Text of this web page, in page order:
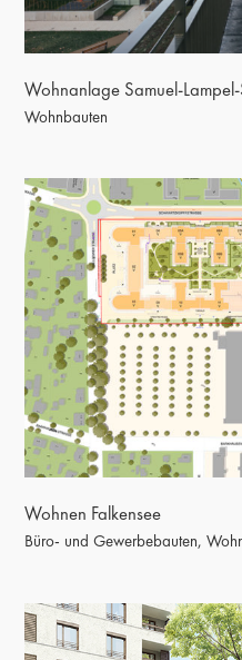
Wohnanlage Samuel-
Wohnbauten
Wohnen Falkensee
Büro- und Gewerbebauten,